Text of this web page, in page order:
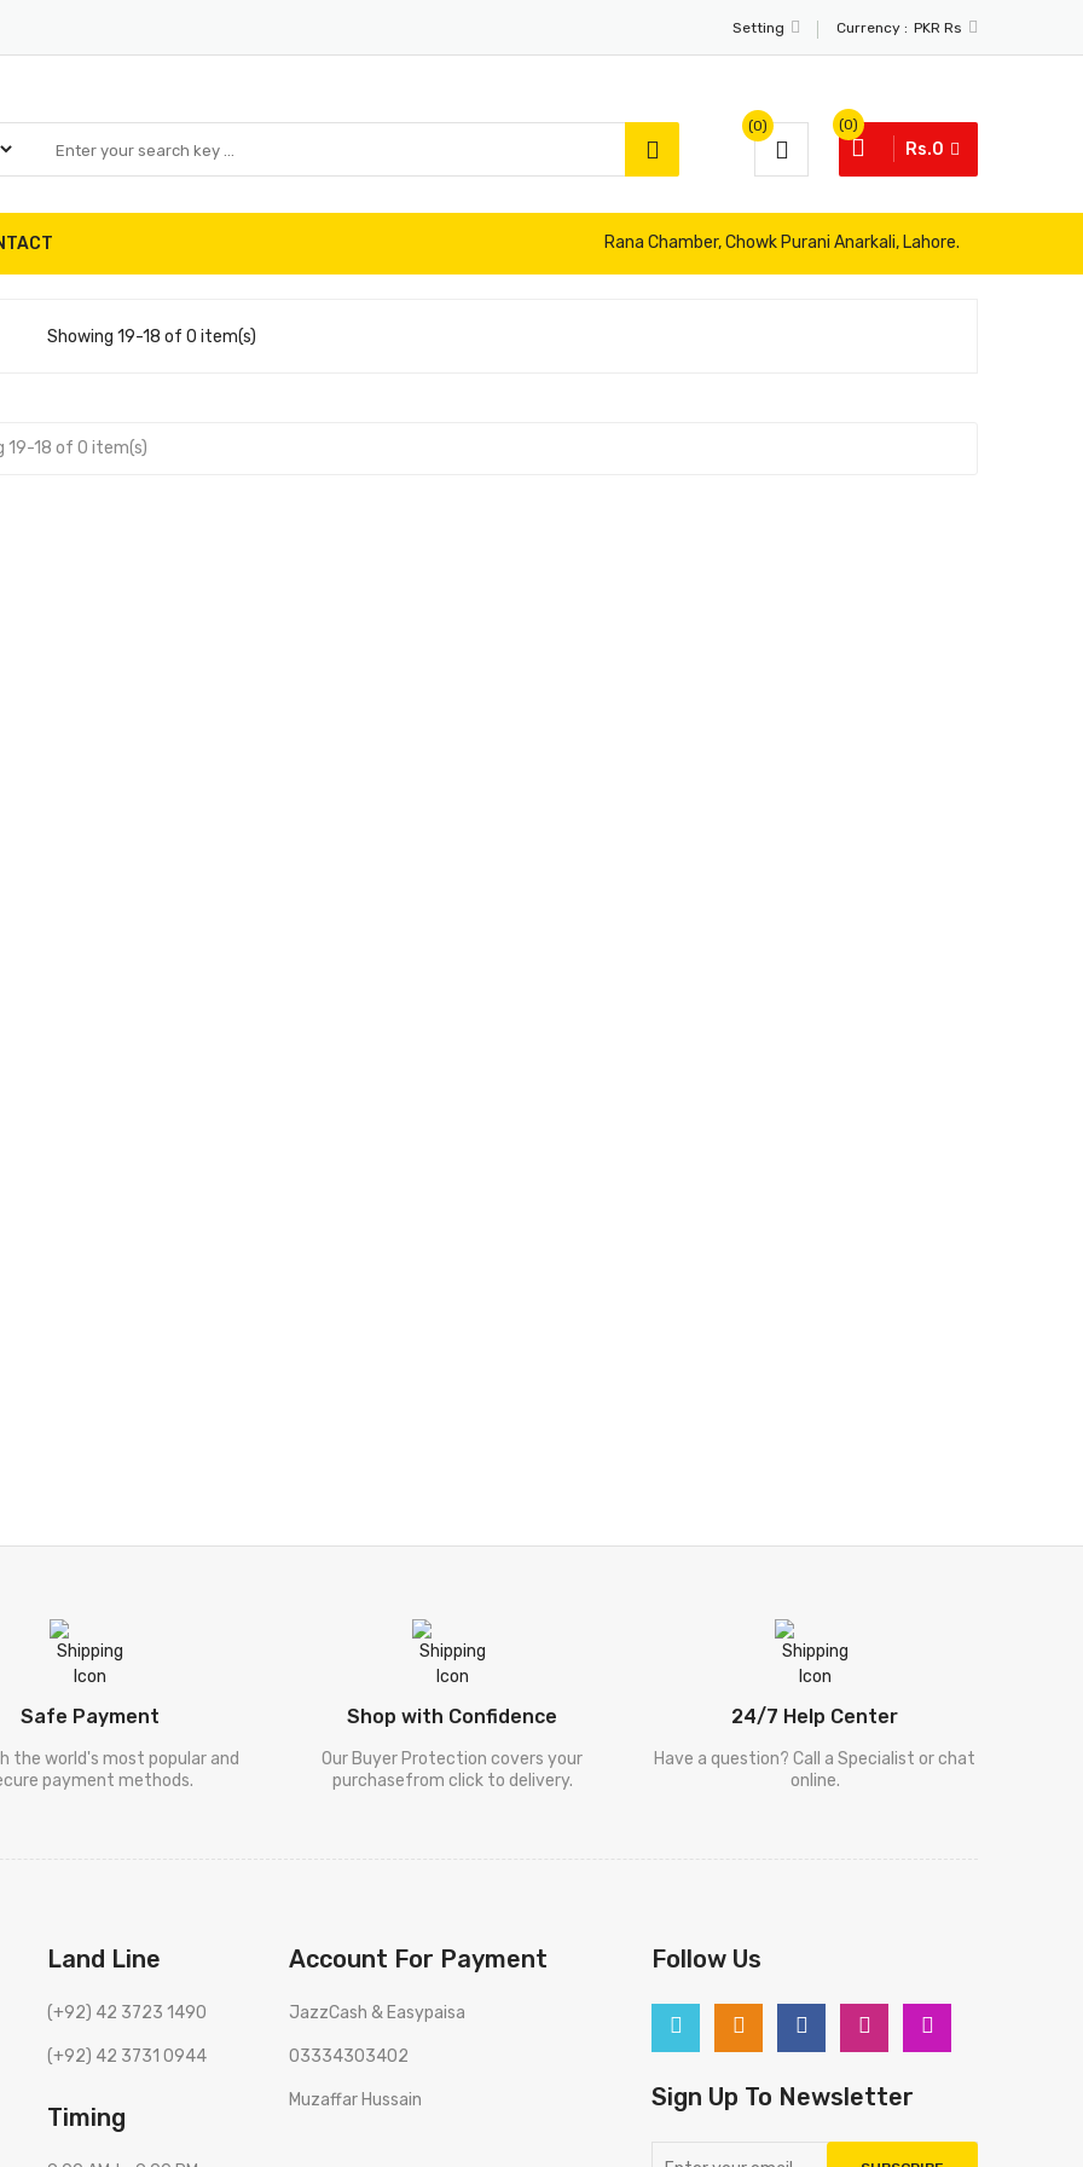
Setting Currency : PKR Rs
(0)
Rs.0
(0)
Rana Chamber, Chowk Purani Anarkali, Lahore.
Showing 19-18 of 0 item(s)
19-18 of 0 item(s)
Safe Payment
the world's most popular and
payment methods.
Shop with Confidence
Our Buyer Protection covers your
purchasefrom click to delivery.
24/7 Help Center
Have a question? Call a Specialist or chat
online.
Land Line
(+92) 42 3723 1490
(+92) 42 3731 0944
Timing
Account For Payment
JazzCash & Easypaisa
03334303402
Muzaffar Hussain
Follow Us
Sign Up To Newsletter